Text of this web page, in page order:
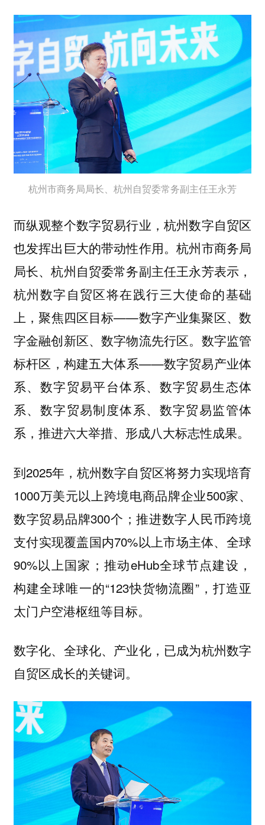
杭州市商务局局长、杭州自贸委常务副主任王永芳
而纵观整个数字贸易行业，杭州数字自贸区
也发挥出巨大的带动性作用。杭州市商务局
局长、杭州自贸委常务副主任王永芳表示，
杭州数字自贸区将在践行三大使命的基础
上，聚焦四区目标——数字产业集聚区、数
字金融创新区、数字物流先行区。数字监管
标杆区，构建五大体系——数字贸易产业体
系、数字贸易平台体系、数字贸易生态体
系、数字贸易制度体系、数字贸易监管体
系，推进六大举措、形成八大标志性成果。
到2025年，杭州数字自贸区将努力实现培育
1000万美元以上跨境电商品牌企业500家、
数字贸易品牌300个；推进数字人民币跨境
支付实现覆盖国内70%以上市场主体、全球
90%以上国家；推动eHub全球节点建设，
构建全球唯一的“123快货物流圈”，打造亚
太门户空港枢纽等目标。
数字化、全球化、产业化，已成为杭州数字
自贸区成长的关键词。